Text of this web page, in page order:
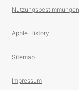
Nutzungsbestimmungen
Apple History
Sitemap
Impressum